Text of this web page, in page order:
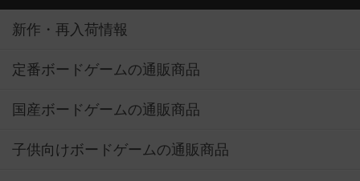
新作・再入荷情報
定番ボードゲームの通販商品
国産ボードゲームの通販商品
子供向けボードゲームの通販商品